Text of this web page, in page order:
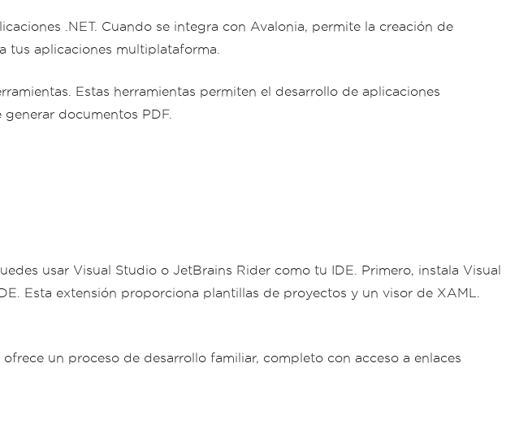
.NET. Cuando se integra con Avalonia, permite la creación de
tus aplicaciones multiplataforma.
Estas herramientas permiten el desarrollo de aplicaciones
documentos PDF.
usar Visual Studio o JetBrains Rider como tu IDE. Primero, instala Visual
Esta extensión proporciona plantillas de proyectos y un visor de XAML.
un proceso de desarrollo familiar, completo con acceso a enlaces